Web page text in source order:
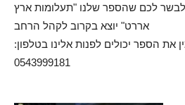
לבשר לכם שהספר שלנו "תעלומות ארץ
אררט" יוצא בקרוב לקהל הרחב
את הספר יכולים לפנות אלינו בטלפון:
0543999181